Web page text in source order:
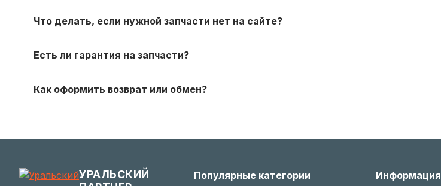
онлайн‑оплату.
Что делать, если нужной запчасти нет на сайте?
достойный вариант.
Есть ли гарантия на запчасти?
получите с заказом или по запросу у менеджера.
Как оформить возврат или обмен?
УРАЛЬСКИЙ
Популярные категории Информация